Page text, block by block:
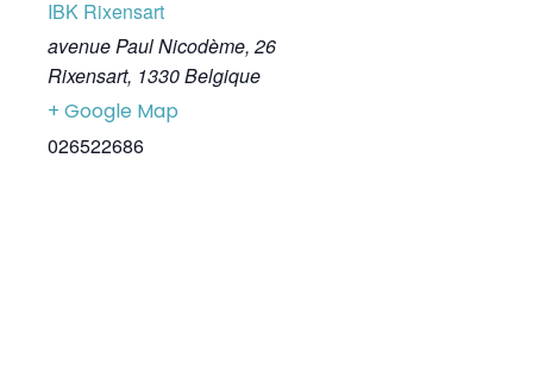
IBK Rixensart
avenue Paul Nicodème, 26
Rixensart, 1330Belgique
+ Google Map
026522686